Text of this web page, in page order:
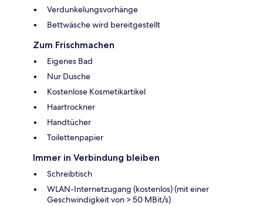
Verdunkelungsvorhänge
Bettwäsche wird bereitgestellt
Zum Frischmachen
Eigenes Bad
Nur Dusche
Kostenlose Kosmetikartikel
Haartrockner
Handtücher
Toilettenpapier
Immer in Verbindung bleiben
Schreibtisch
WLAN-Internetzugang (kostenlos) (mit einer
Geschwindigkeit von > 50 MBit/s)